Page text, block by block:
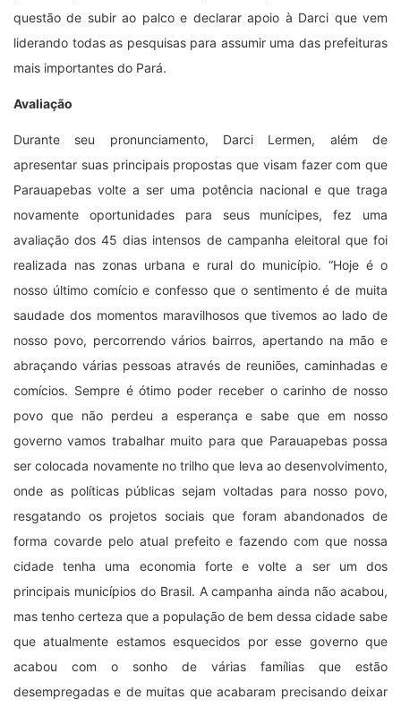
questão de subir ao palco e declarar apoio à Darci que vem
liderando todas as pesquisas para assumir uma das prefeituras
mais importantes do Pará.
Avaliação
Durante seu pronunciamento, Darci Lermen, além de
apresentar suas principais propostas que visam fazer com que
Parauapebas volte a ser uma potência nacional e que traga
novamente oportunidades para seus munícipes, fez uma
avaliação dos 45 dias intensos de campanha eleitoral que foi
realizada nas zonas urbana e rural do município. “Hoje é o
nosso último comício e confesso que o sentimento é de muita
saudade dos momentos maravilhosos que tivemos ao lado de
nosso povo, percorrendo vários bairros, apertando na mão e
abraçando várias pessoas através de reuniões, caminhadas e
comícios. Sempre é ótimo poder receber o carinho de nosso
povo que não perdeu a esperança e sabe que em nosso
governo vamos trabalhar muito para que Parauapebas possa
ser colocada novamente no trilho que leva ao desenvolvimento,
onde as políticas públicas sejam voltadas para nosso povo,
resgatando os projetos sociais que foram abandonados de
forma covarde pelo atual prefeito e fazendo com que nossa
cidade tenha uma economia forte e volte a ser um dos
principais municípios do Brasil. A campanha ainda não acabou,
mas tenho certeza que a população de bem dessa cidade sabe
que atualmente estamos esquecidos por esse governo que
acabou com o sonho de várias famílias que estão
desempregadas e de muitas que acabaram precisando deixar